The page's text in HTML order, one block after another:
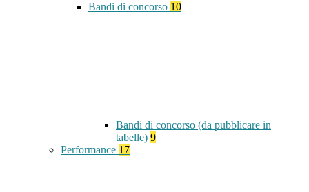
Bandi di concorso 10
Bandi di concorso (da pubblicare in
tabelle) 9
Performance 17